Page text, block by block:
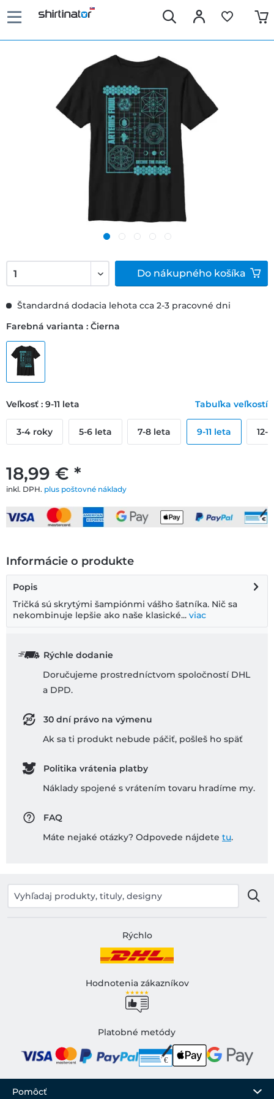
18,99 € *
inkl. DPH. plus poštovné náklady
Štandardná dodacia lehota cca 2-3 pracovné dni
Farebná varianta : Čierna
Veľkosť : 9-11 leta Tabuľka veľkostí
3-4 roky 5-6 leta 7-8 leta 9-11 leta 12-
Do nákupného košíka
Informácie o produkte
Popis
Tričká sú skrytými šampiónmi vášho šatníka. Nič sa
nekombinuje lepšie ako naše klasické... viac
Rýchle dodanie
Doručujeme prostredníctvom spoločností DHL
a DPD.
30 dní právo na výmenu
Ak sa ti produkt nebude páčiť, pošleš ho späť
Politika vrátenia platby
Náklady spojené s vrátením tovaru hradíme my.
FAQ
Máte nejaké otázky? Odpovede nájdete tu.
Rýchlo
Hodnotenia zákazníkov
Platobné metódy
Pomôcť